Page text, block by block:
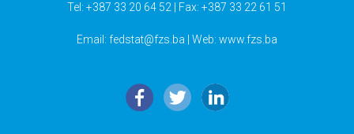
Tel: +387 33 20 64 52 | Fax: +387 33 22 61 51
Email: fedstat@fzs.ba | Web: www.fzs.ba